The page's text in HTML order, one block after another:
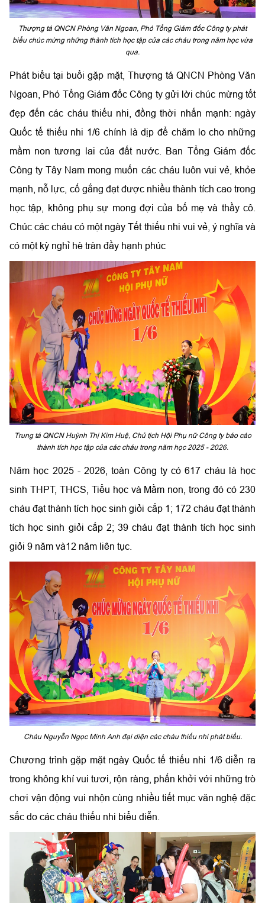
Thượng tá QNCN Phòng Văn Ngoan, Phó Tổng Giám đốc Công ty phát
biểu chúc mừng những thành tích học tập của các cháu trong năm học vừa
qua.
Phát biểu tại buổi gặp mặt, Thượng tá QNCN Phòng Văn
Ngoan, Phó Tổng Giám đốc Công ty gửi lời chúc mừng tốt
đẹp đến các cháu thiếu nhi, đồng thời nhấn mạnh: ngày
Quốc tế thiếu nhi 1/6 chính là dịp để chăm lo cho những
mầm non tương lai của đất nước. Ban Tổng Giám đốc
Công ty Tây Nam mong muốn các cháu luôn vui vẻ, khỏe
mạnh, nỗ lực, cố gắng đạt được nhiều thành tích cao trong
học tập, không phụ sự mong đợi của bố mẹ và thầy cô.
Chúc các cháu có một ngày Tết thiếu nhi vui vẻ, ý nghĩa và
có một kỳ nghỉ hè tràn đầy hạnh phúc
Trung tá QNCN Huỳnh Thị Kim Huệ, Chủ tịch Hội Phụ nữ Công ty báo cáo
thành tích học tập của các cháu trong năm học 2025 - 2026.
Năm học 2025 - 2026, toàn Công ty có 617 cháu là học
sinh THPT, THCS, Tiểu học và Mầm non, trong đó có 230
cháu đạt thành tích học sinh giỏi cấp 1; 172 cháu đạt thành
tích học sinh giỏi cấp 2; 39 cháu đạt thành tích học sinh
giỏi 9 năm và12 năm liên tục.
Cháu Nguyễn Ngọc Minh Anh đại diện các cháu thiếu nhi phát biểu.
Chương trình gặp mặt ngày Quốc tế thiếu nhi 1/6 diễn ra
trong không khí vui tươi, rộn ràng, phấn khởi với những trò
chơi vận động vui nhộn cùng nhiều tiết mục văn nghệ đặc
sắc do các cháu thiếu nhi biểu diễn.